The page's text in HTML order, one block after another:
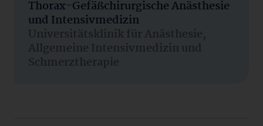
Thorax-Gefäßchirurgische Anästhesie
und Intensivmedizin
Universitätsklinik für Anästhesie,
Allgemeine Intensivmedizin und
Schmerztherapie